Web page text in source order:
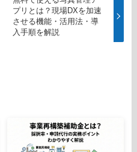
プリとは？現場DXを加速
させる機能・活用法・導
入手順を解説